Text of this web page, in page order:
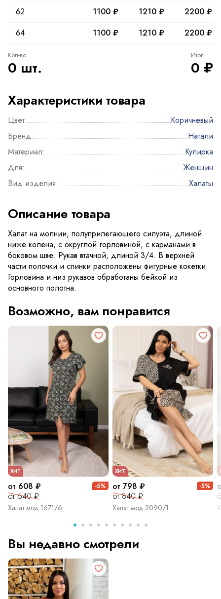
62 1100 ₽ 1210 ₽
2200 ₽
64
1100 ₽ 1210 ₽ 2200 ₽
Кол-во
0 шт.
Итог
0 ₽
Характеристики товара
Цвет:
Коричневый
Бренд:
Натали
Материал:
Кулирка
Для:
Женщин
Вид изделия:
Халаты
Описание товара
Халат на молнии, полуприлегающего силуэта, длиной
ниже колена, с округлой горловиной, с карманами в
боковом шве. Рукав втачной, длиной 3/4. В верхней
части полочки и спинки расположены фигурные кокетки.
Горловина и низ рукавов обработаны бейкой из
основного полотна.
Возможно, вам понравится
ХИТ
от 608 ₽
от 640 ₽
-5%
Халат мод.1671/6
ХИТ
от 798 ₽
от 840 ₽
-5%
Халат мод.2090/1
Вы недавно смотрели